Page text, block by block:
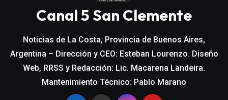
Canal 5 San Clemente
Noticias de La Costa, Provincia de Buenos Aires,
Argentina – Dirección y CEO: Esteban Lourenzo. Diseño
Web, RRSS y Redacción: Lic. Macarena Landeira.
Mantenimiento Técnico: Pablo Marano